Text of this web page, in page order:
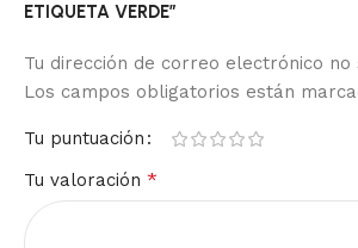
ETIQUETA VERDE”
Tu dirección de correo electrónico no
Los campos obligatorios están
Tu puntuación
Tu valoración *